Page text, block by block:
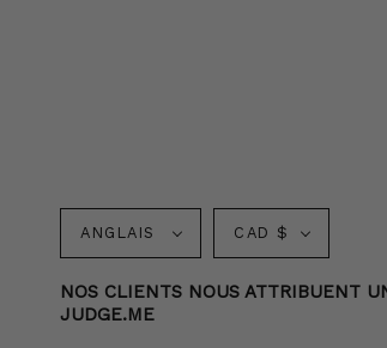
Langue
ANGLAIS Monnaie
CAD $
NOS CLIENTS NOUS ATTRIBUENT
JUDGE.ME